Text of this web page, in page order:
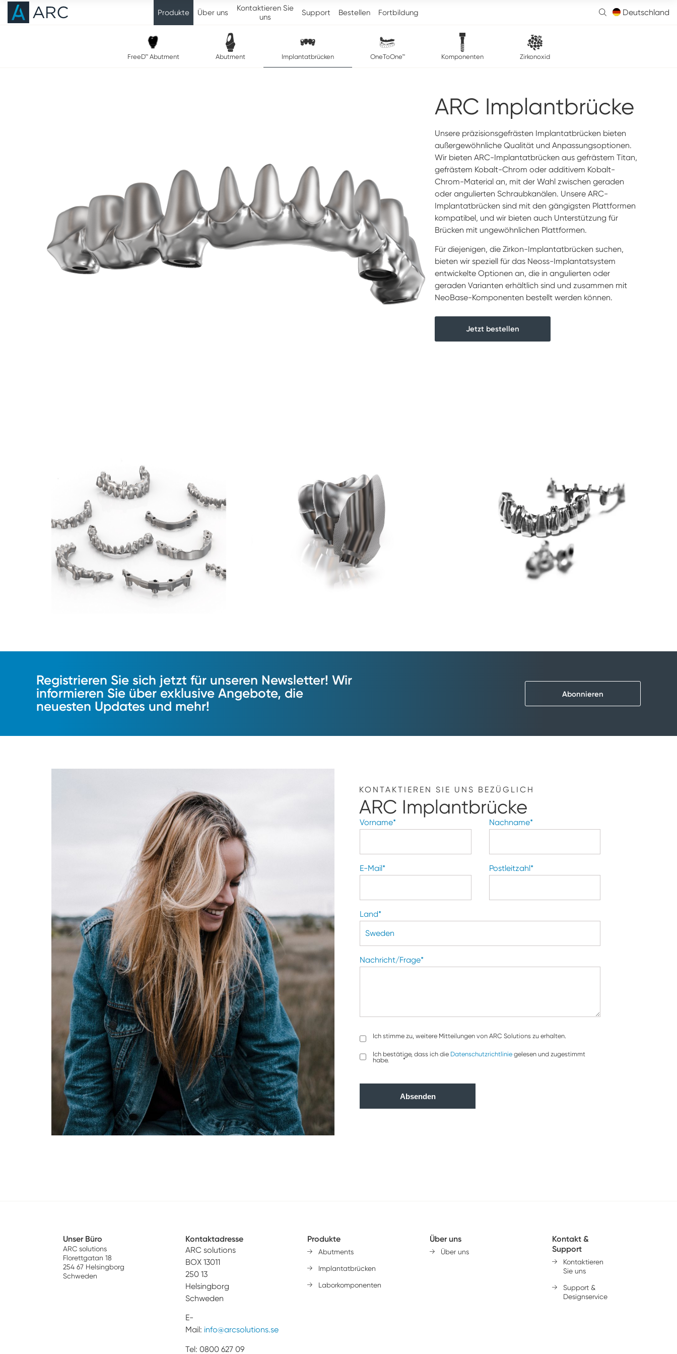
Produkte
FreeD™ Abutment Abutment Implantatbrücken OneToOne™ Komponenten Zirkonoxid
Über uns
Kontaktieren Sie
uns
Support Bestellen Fortbildung Deutschland
ARC Implantbrücke
Unsere präzisionsgefrästen Implantatbrücken bieten
außergewöhnliche Qualität und Anpassungsoptionen.
Wir bieten ARC-Implantatbrücken aus gefrästem Titan,
gefrästem Kobalt-Chrom oder additivem Kobalt-
Chrom-Material an, mit der Wahl zwischen geraden
oder angulierten Schraubkanälen. Unsere ARC-
Implantatbrücken sind mit den gängigsten Plattformen
kompatibel, und wir bieten auch Unterstützung für
Brücken mit ungewöhnlichen Plattformen.
Für diejenigen, die Zirkon-Implantatbrücken suchen,
bieten wir speziell für das Neoss-Implantatsystem
entwickelte Optionen an, die in angulierten oder
geraden Varianten erhältlich sind und zusammen mit
NeoBase-Komponenten bestellt werden können.
Jetzt bestellen
Registrieren Sie sich jetzt für unseren Newsletter! Wir
informieren Sie über exklusive Angebote, die
neuesten Updates und mehr!
Abonnieren
KONTAKTIEREN SIE UNS BEZÜGLICH
ARC Implantbrücke
Vorname* Nachname*
E-Mail* Postleitzahl*
Land*
Nachricht/Frage*
Ich stimme zu, weitere Mitteilungen von ARC Solutions zu erhalten.
Ich bestätige, dass ich die Datenschutzrichtlinie gelesen und zugestimmt
habe.
*
Unser Büro
ARC solutions
Florettgatan 18
254 67 Helsingborg
Schweden
Kontaktadresse
ARC solutions
BOX 13011
250 13
Helsingborg
Schweden
E-
Mail: info@arcsolutions.se
Tel: 0800 627 09
Produkte
Abutments
Implantatbrücken
Laborkomponenten
Über uns
Über uns
Kontakt &
Support
Kontaktieren
Sie uns
Support &
Designservice